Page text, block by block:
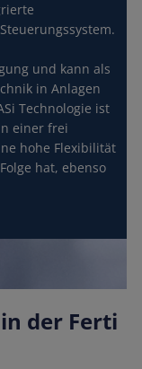
und kann als
in Anlagen
Technologie ist
einer frei
hohe Flexibilität
hat, ebenso
der Ferti